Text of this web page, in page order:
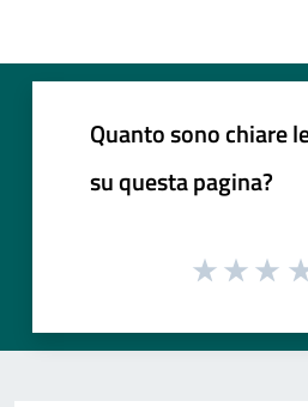
Quanto sono chiare
su questa pagina?